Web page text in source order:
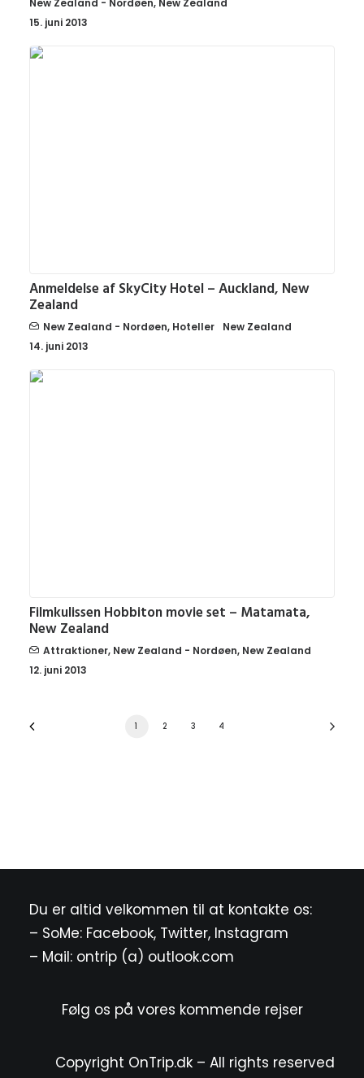
15. juni 2013
Anmeldelse af SkyCity Hotel‏ – Auckland, New
Zealand
New Zealand - Nordøen, Hoteller
New Zealand
14. juni 2013
Filmkulissen Hobbiton movie set – Matamata,
New Zealand
Attraktioner, New Zealand - Nordøen, New Zealand
12. juni 2013
1 2 3 4
Du er altid velkommen til at kontakte os:
– SoMe: Facebook, Twitter, Instagram
– Mail: ontrip (a) outlook.com
Følg os på vores kommende rejser
Copyright OnTrip.dk – All rights reserved